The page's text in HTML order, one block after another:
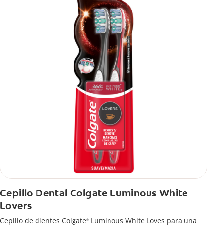
Cepillo Dental Colgate Luminous White
Lovers
Cepillo de dientes Colgate® Luminous White Loves para una